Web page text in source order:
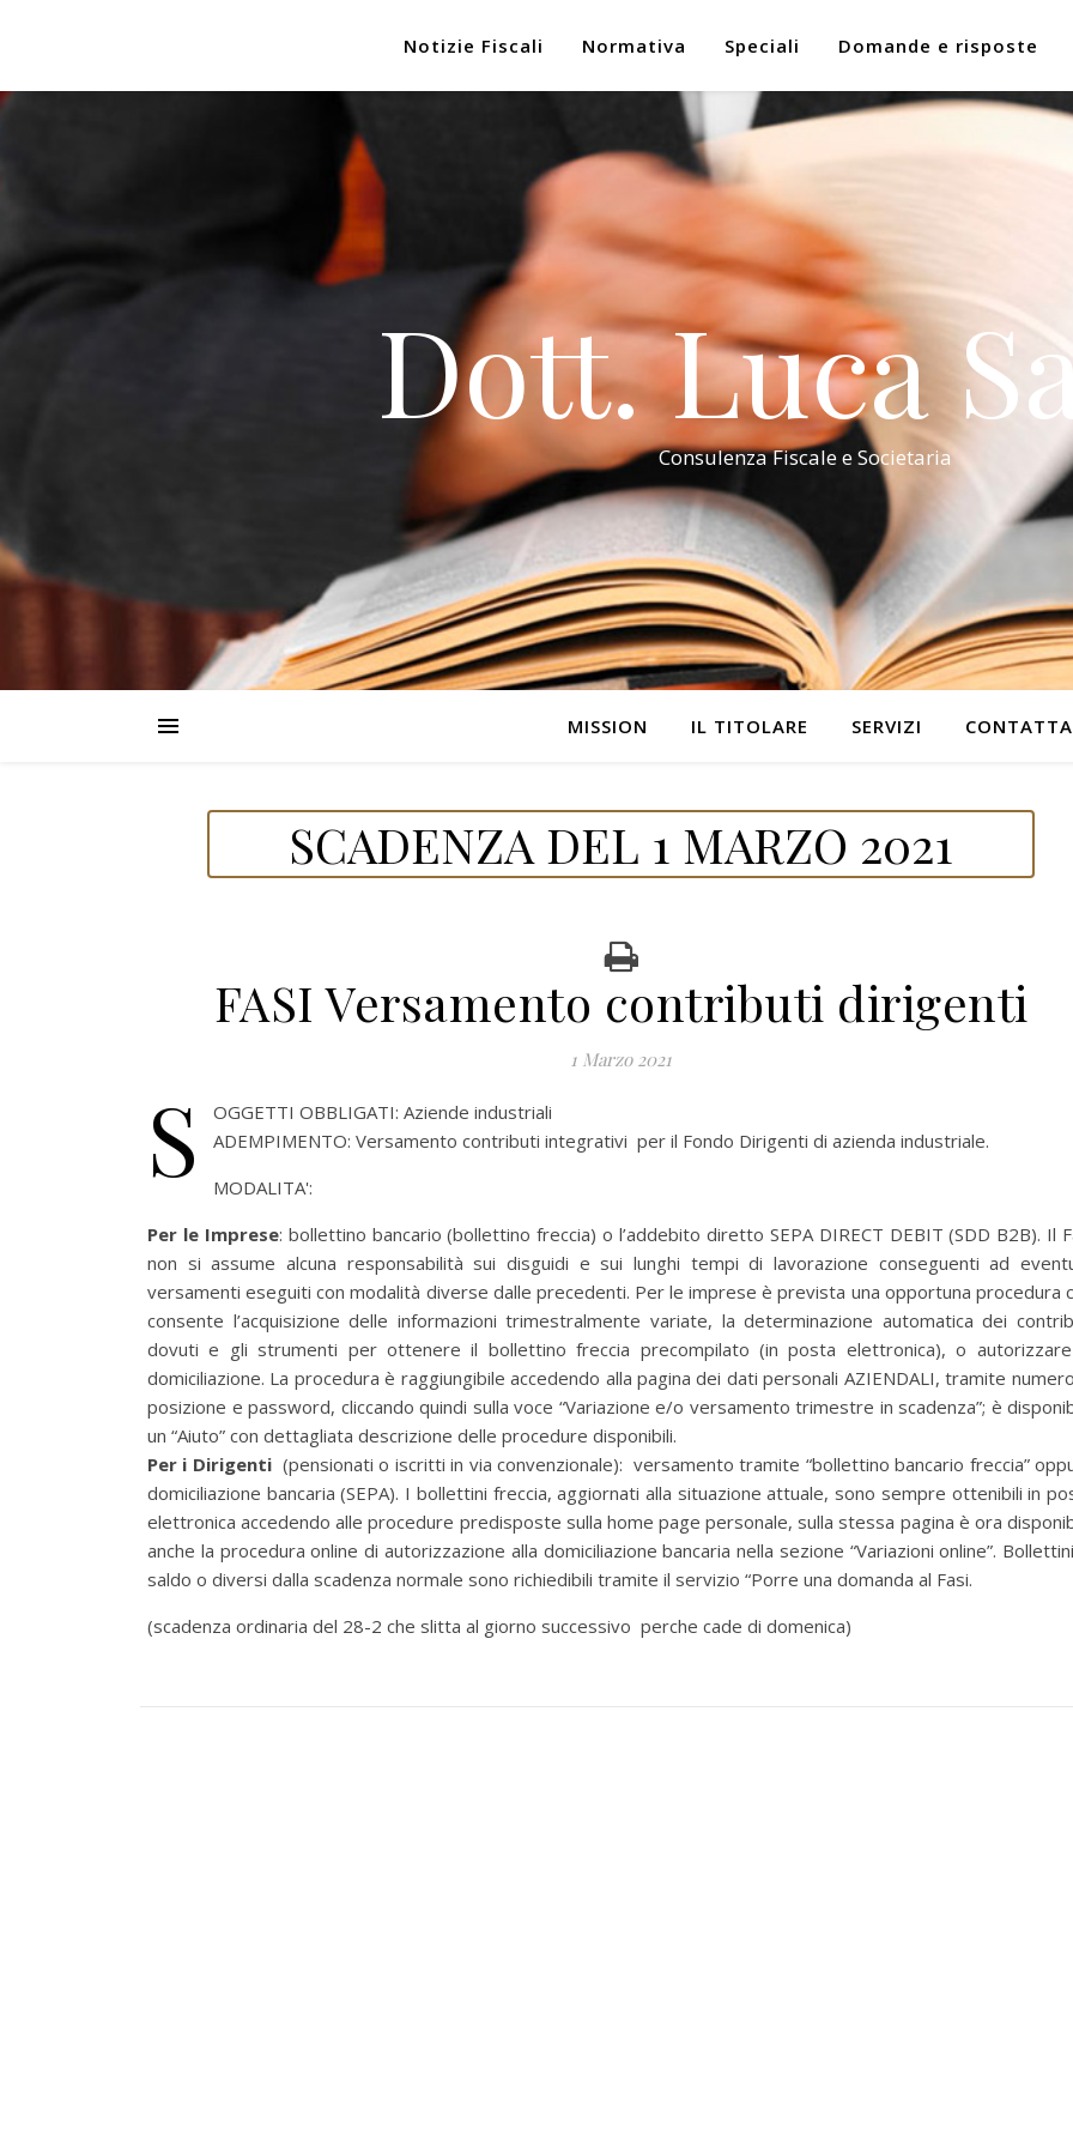
Notizie Fiscali Normativa Speciali Domande e risposte
Dott. Luca
Consulenza Fiscale e Societaria
MISSION IL TITOLARE SERVIZI
SCADENZA DEL 1 MARZO 2021
FASI Versamento contributi dirigenti
1 Marzo 2021
S
OGGETTI OBBLIGATI: Aziende industriali
ADEMPIMENTO: Versamento contributi integrativi per il Fondo Dirigenti di azienda industriale.
MODALITA':
Per le Imprese: bollettino bancario (bollettino freccia) o l’addebito diretto SEPA DIRECT DEBIT (SDD B2B). Il
non si assume alcuna responsabilità sui disguidi e sui lunghi tempi di lavorazione conseguenti ad
versamenti eseguiti con modalità diverse dalle precedenti. Per le imprese è prevista una opportuna procedura
consente l’acquisizione delle informazioni trimestralmente variate, la determinazione automatica dei
dovuti e gli strumenti per ottenere il bollettino freccia precompilato (in posta elettronica), o
domiciliazione. La procedura è raggiungibile accedendo alla pagina dei dati personali AZIENDALI, tramite
posizione e password, cliccando quindi sulla voce “Variazione e/o versamento trimestre in scadenza”; è
un “Aiuto” con dettagliata descrizione delle procedure disponibili.
Per i Dirigenti (pensionati o iscritti in via convenzionale): versamento tramite “bollettino bancario freccia”
domiciliazione bancaria (SEPA). I bollettini freccia, aggiornati alla situazione attuale, sono sempre ottenibili in
elettronica accedendo alle procedure predisposte sulla home page personale, sulla stessa pagina è ora
anche la procedura online di autorizzazione alla domiciliazione bancaria nella sezione “Variazioni online”.
saldo o diversi dalla scadenza normale sono richiedibili tramite il servizio “Porre una domanda al Fasi.
(scadenza ordinaria del 28-2 che slitta al giorno successivo perche cade di domenica)